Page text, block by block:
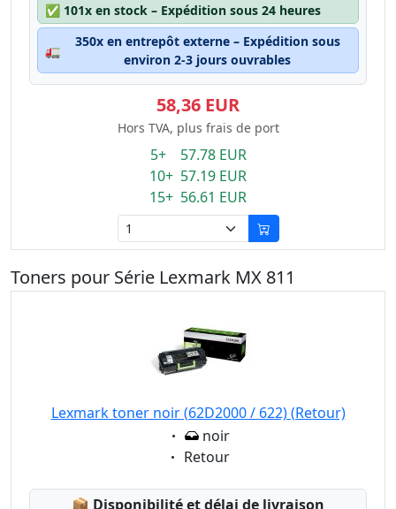
✅ 101x en stock – Expédition sous 24 heures
🚛
350x en entrepôt externe – Expédition sous
environ 2-3 jours ouvrables
58,36 EUR
Hors TVA, plus frais de port
5+ 57.78 EUR
10+ 57.19 EUR
15+ 56.61 EUR
Toners pour Série Lexmark MX 811
Lexmark toner noir (62D2000 / 622) (Retour)
Eigenschaft:
noir
Eigenschaft:
Retour
📦 Lagerstatus:
Disponibilité et délai de livraison